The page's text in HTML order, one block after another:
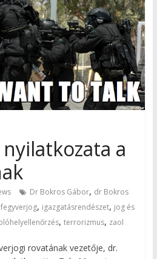
a
Dr Bokros Gábor, dr Bokros
fegyverjog, igazgatásrendészet, jog és
, terrorizmus, zaol
rovatának vezetője, dr.